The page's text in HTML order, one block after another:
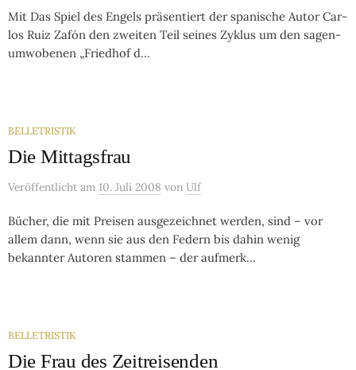
Mit Das Spiel des Engels prä­sen­tiert der spa­ni­sche Autor Car­
los Ruiz Za­fón den zwei­ten Teil sei­nes Zy­klus um den sa­gen­
um­wo­be­nen „Fried­hof d...
BELLETRISTIK
Die Mittagsfrau
Veröffentlicht am 10. Juli 2008 von Ulf
Bücher, die mit Preisen ausgezeichnet werden, sind – vor
allem dann, wenn sie aus den Federn bis dahin wenig
bekannter Autoren stammen – der aufmerk...
BELLETRISTIK
Die Frau des Zeitreisenden